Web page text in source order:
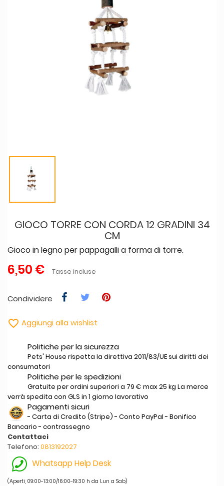
GIOCO TORRE CON CORDA 12 GRADINI 34
CM
Gioco in legno per pappagalli a forma di torre.
6,50 € Tasse incluse
Condividere
 Aggiungi alla wishlist
Politiche per la sicurezza
Pets' House rispetta la direttiva 2011/83/UE sui diritti dei
consumatori
Politiche per le spedizioni
Gratuite per ordini superiori a 79 € max 25 kg La merce
verrà spedita con GLS in 1 giorno lavorativo
Pagamenti sicuri
- Carta di Credito (Stripe) - Conto PayPal - Bonifico
Bancario - contrassegno
Contattaci
Telefono: 0813192027
Whatsapp Help Desk
(Aperti, 09:00-13:00/16:00-19:30 h da Lun a Sab)